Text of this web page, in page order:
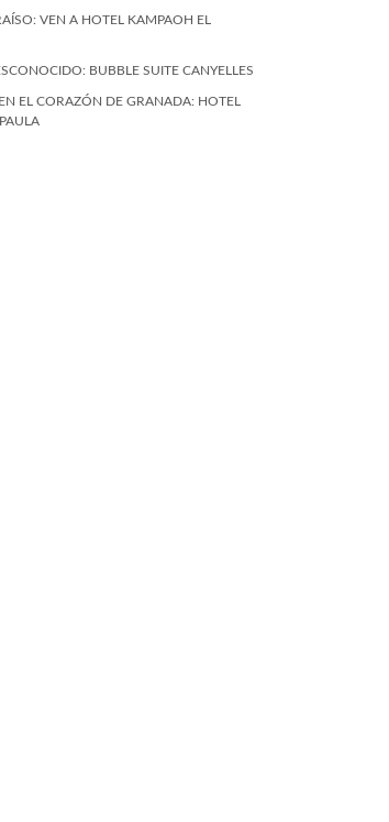
VEN A HOTEL KAMPAOH EL
BUBBLE SUITE CANYELLES
EL CORAZÓN DE GRANADA: HOTEL